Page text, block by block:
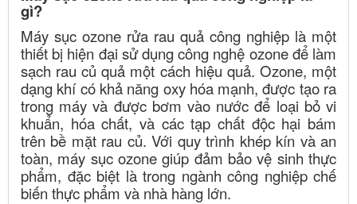
gì?
Máy sục ozone rửa rau quả công nghiệp là một
thiết bị hiện đại sử dụng công nghệ ozone để làm
sạch rau củ quả một cách hiệu quả. Ozone, một
dạng khí có khả năng oxy hóa mạnh, được tạo ra
trong máy và được bơm vào nước để loại bỏ vi
khuẩn, hóa chất, và các tạp chất độc hại bám
trên bề mặt rau củ. Với quy trình khép kín và an
toàn, máy sục ozone giúp đảm bảo vệ sinh thực
phẩm, đặc biệt là trong ngành công nghiệp chế
biến thực phẩm và nhà hàng lớn.